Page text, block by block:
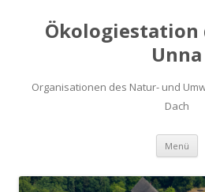
Ökologiestation
Unna
Organisationen des Natur- und
Dach
Menü